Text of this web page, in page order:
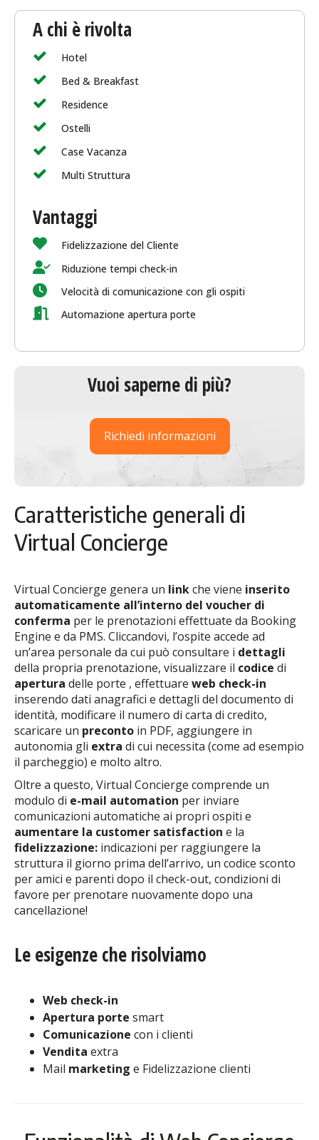
A chi è rivolta
Hotel
Bed & Breakfast
Residence
Ostelli
Case Vacanza
Multi Struttura
Vantaggi
Fidelizzazione del Cliente
Riduzione tempi check-in
Velocità di comunicazione con gli ospiti
Automazione apertura porte
Vuoi saperne di più?
Richiedi informazioni
Caratteristiche generali di
Virtual Concierge
Virtual Concierge genera un linkche viene inserito
automaticamente all’interno del voucher di
conferma per le prenotazioni effettuate da Booking
Engine e da PMS. Cliccandovi, l’ospite accede ad
un’area personale da cui può consultare i dettagli
della propria prenotazione, visualizzare il codice di
apertura delle porte , effettuare web check-in
inserendo dati anagrafici e dettagli del documento di
identità, modificare il numero di carta di credito,
scaricare un preconto in PDF, aggiungere in
autonomia gli extra di cui necessita (come ad esempio
il parcheggio) e molto altro.
Oltre a questo, Virtual Concierge comprende un
modulo di e-mail automation per inviare
comunicazioni automatiche ai propri ospiti e
aumentare la customer satisfaction e la
fidelizzazione: indicazioni per raggiungere la
struttura il giorno prima dell’arrivo, un codice sconto
per amici e parenti dopo il check-out, condizioni di
favore per prenotare nuovamente dopo una
cancellazione!
Le esigenze che risolviamo
Web check-in
Apertura porte smart
Comunicazione con i clienti
Vendita extra
Mail marketing e Fidelizzazione clienti